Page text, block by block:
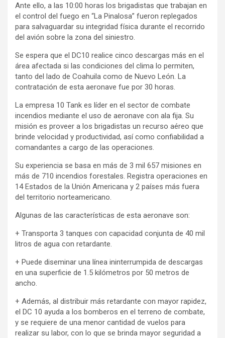
Ante ello, a las 10:00 horas los brigadistas que trabajan en
el control del fuego en “La Pinalosa” fueron replegados
para salvaguardar su integridad física durante el recorrido
del avión sobre la zona del siniestro.
Se espera que el DC10 realice cinco descargas más en el
área afectada si las condiciones del clima lo permiten,
tanto del lado de Coahuila como de Nuevo León. La
contratación de esta aeronave fue por 30 horas.
La empresa 10 Tank es líder en el sector de combate
incendios mediante el uso de aeronave con ala fija. Su
misión es proveer a los brigadistas un recurso aéreo que
brinde velocidad y productividad, así como confiabilidad a
comandantes a cargo de las operaciones.
Su experiencia se basa en más de 3 mil 657 misiones en
más de 710 incendios forestales. Registra operaciones en
14 Estados de la Unión Americana y 2 países más fuera
del territorio norteamericano.
Algunas de las características de esta aeronave son:
+ Transporta 3 tanques con capacidad conjunta de 40 mil
litros de agua con retardante.
+ Puede diseminar una línea ininterrumpida de descargas
en una superficie de 1.5 kilómetros por 50 metros de
ancho.
+ Además, al distribuir más retardante con mayor rapidez,
el DC 10 ayuda a los bomberos en el terreno de combate,
y se requiere de una menor cantidad de vuelos para
realizar su labor, con lo que se brinda mayor seguridad a